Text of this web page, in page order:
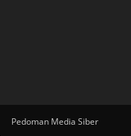
Pedoman Media Siber